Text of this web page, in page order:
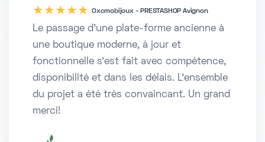
five Oxcmobijoux - PRESTASHOP Avignon
Le passage d'une plate-forme ancienne à
une boutique moderne, à jour et
fonctionnelle s'est fait avec compétence,
disponibilité et dans les délais. L'ensemble
du projet a été très convaincant. Un grand
merci!